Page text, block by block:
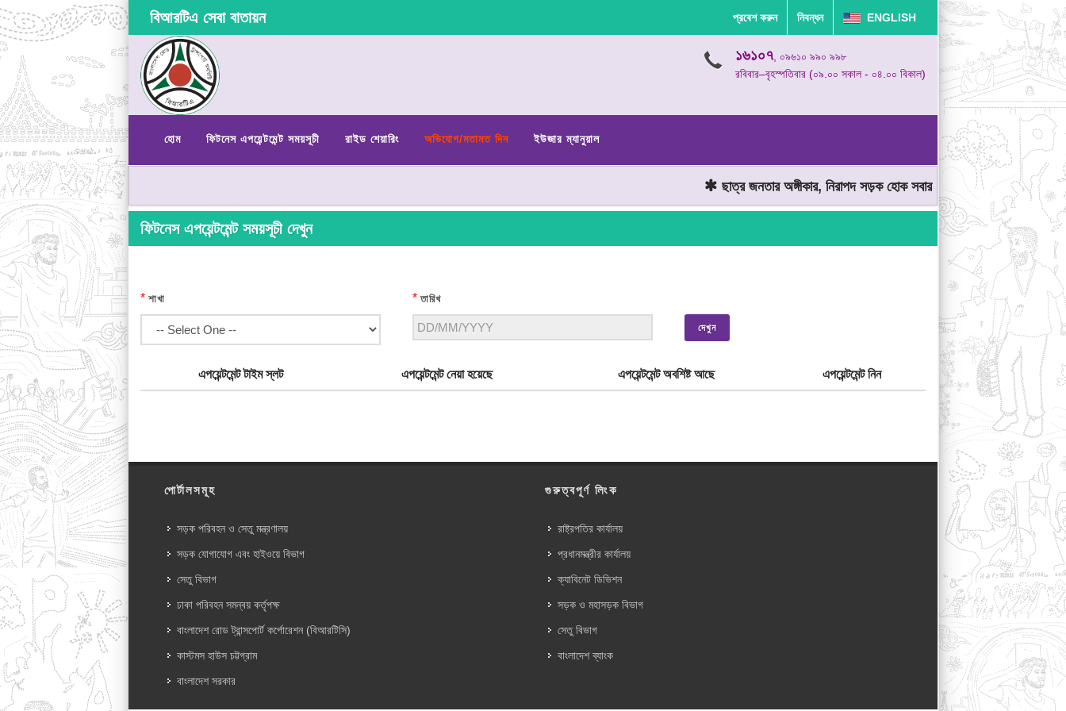
বিআরটিএ সেবা বাতায়ন প্রবেশ করুন নিবন্ধন ENGLISH
১৬১০৭, ০৯৬১০ ৯৯০ ৯৯৮
রবিবার–বৃহস্পতিবার (০৯.০০ সকাল - ০৪.০০ বিকাল)
হোম ফিটনেস এপয়েন্টমেন্ট সময়সূচী রাইড শেয়ারিং অভিযোগ/মতামত দিন ইউজার ম্যানুয়াল
ছাত্র জনতার অঙ্গীকার, নিরাপদ সড়ক হোক সবার মোটরযান চালানোর সময়
ফিটনেস এপয়েন্টমেন্ট সময়সূচী দেখুন
* শাখা * তারিখ
দেখুন
এপয়েন্টমেন্ট টাইম স্লট এপয়েন্টমেন্ট নেয়া হয়েছে এপয়েন্টমেন্ট অবশিষ্ট আছে এপয়েন্টমেন্ট নিন
পোর্টালসমূহ
সড়ক পরিবহন ও সেতু মন্ত্রণালয়
সড়ক যোগাযোগ এবং হাইওয়ে বিভাগ
সেতু বিভাগ
ঢাকা পরিবহন সমন্বয় কর্তৃপক্ষ
বাংলাদেশ রোড ট্রান্সপোর্ট কর্পোরেশন (বিআরটিসি)
কাস্টমস হাউস চট্টগ্রাম
বাংলাদেশ সরকার
গুরুত্বপূর্ণ লিংক
রাষ্ট্রপতির কার্যালয়
প্রধানমন্ত্রীর কার্যালয়
ক্যাবিনেট ডিভিশন
সড়ক ও মহাসড়ক বিভাগ
সেতু বিভাগ
বাংলাদেশ ব্যাংক